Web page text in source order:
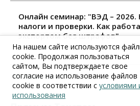
Онлайн семинар: "ВЭД – 2026.
налоги и проверки. Как
экспортом без штрафов"
18 августа 2026, 15:00
Все мероприятия
На нашем сайте используются
cookie. Продолжая пользоваться
сайтом, Вы подтверждаете свое
согласие на использование файлов
cookie в соответствии с условиями
использования